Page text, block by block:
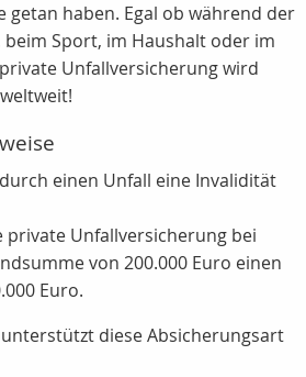
getan haben. Egal ob während der
Sport, im Haushalt oder im
Unfallversicherung wird
einen Unfall eine Invalidität
private Unfallversicherung bei
von 200.000 Euro einen
Euro.
diese Absicherungsart